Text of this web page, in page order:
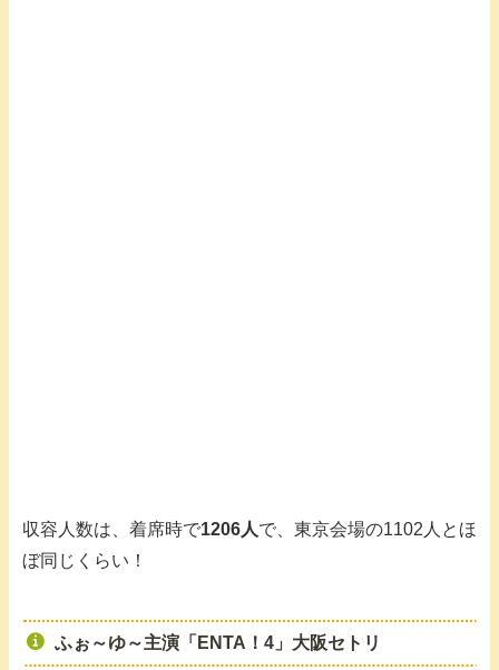
収容人数は、着席時で1206人で、東京会場の1102人とほ
ぼ同じくらい！
ふぉ～ゆ～主演「ENTA！4」大阪セトリ